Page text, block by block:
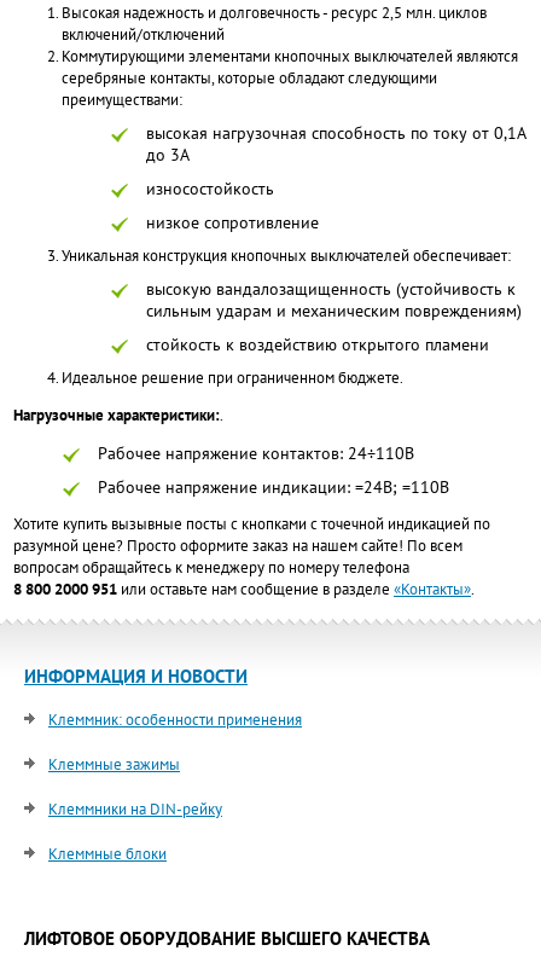
Высокая надежность и долговечность - ресурс 2,5 млн. циклов
включений/отключений
Коммутирующими элементами кнопочных выключателей являются
серебряные контакты, которые обладают следующими
преимуществами:
высокая нагрузочная способность по току от 0,1А
до 3А
износостойкость
низкое сопротивление
Уникальная конструкция кнопочных выключателей обеспечивает:
высокую вандалозащищенность (устойчивость к
сильным ударам и механическим повреждениям)
стойкость к воздействию открытого пламени
Идеальное решение при ограниченном бюджете.
Нагрузочные характеристики:.
Рабочее напряжение контактов: 24÷110В
Рабочее напряжение индикации: =24В; =110В
Хотите купить вызывные посты с кнопками с точечной индикацией по
разумной цене? Просто оформите заказ на нашем сайте! По всем
вопросам обращайтесь к менеджеру по номеру телефона
8 800 2000 951 или оставьте нам сообщение в разделе «Контакты».
ИНФОРМАЦИЯ И НОВОСТИ
Клеммник: особенности применения
Клеммные зажимы
Клеммники на DIN-рейку
Клеммные блоки
ЛИФТОВОЕ ОБОРУДОВАНИЕ ВЫСШЕГО КАЧЕСТВА